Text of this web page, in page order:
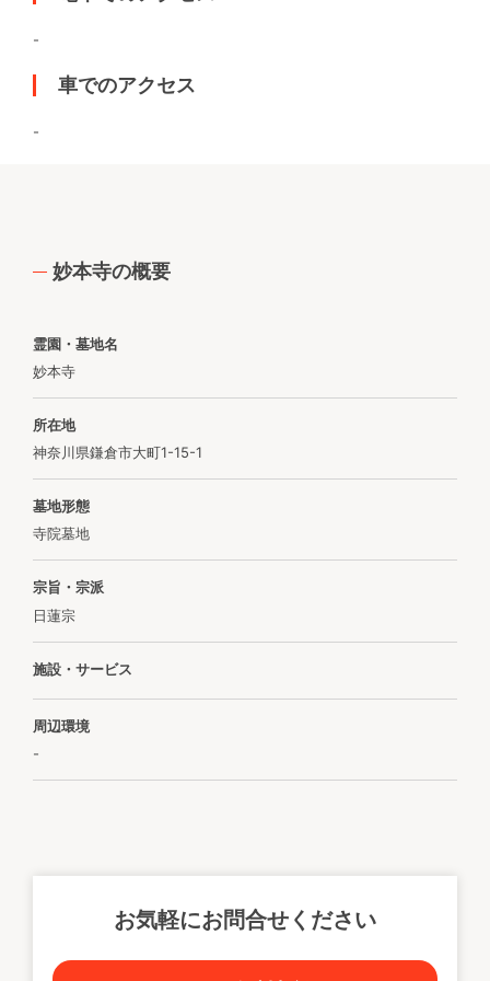
-
車でのアクセス
-
妙本寺の概要
霊園・墓地名
妙本寺
所在地
神奈川県鎌倉市大町1-15-1
墓地形態
寺院墓地
宗旨・宗派
日蓮宗
施設・サービス
周辺環境
-
お気軽にお問合せください